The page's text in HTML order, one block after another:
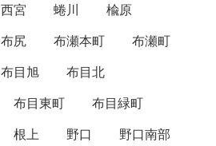
西宮 蜷川
楡原
布尻 布瀬本町
布瀬町
布目旭
布目北
布目東町
布目緑町
根上 野口 野口南部